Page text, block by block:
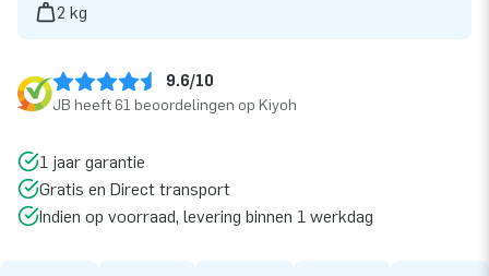
2 kg
9.6/10
JB heeft 61 beoordelingen op Kiyoh
1 jaar garantie
Gratis en Direct transport
Indien op voorraad, levering binnen 1 werkdag